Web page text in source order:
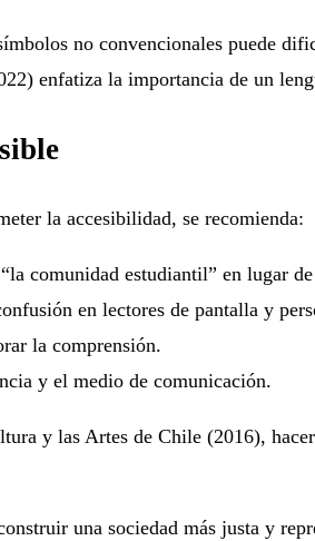
no convencionales puede
enfatiza la importancia de un
la accesibilidad, se recomienda:
comunidad estudiantil” en lugar
en lectores de pantalla y
la comprensión.
y el medio de comunicación.
y las Artes de Chile (2016),
una sociedad más justa y